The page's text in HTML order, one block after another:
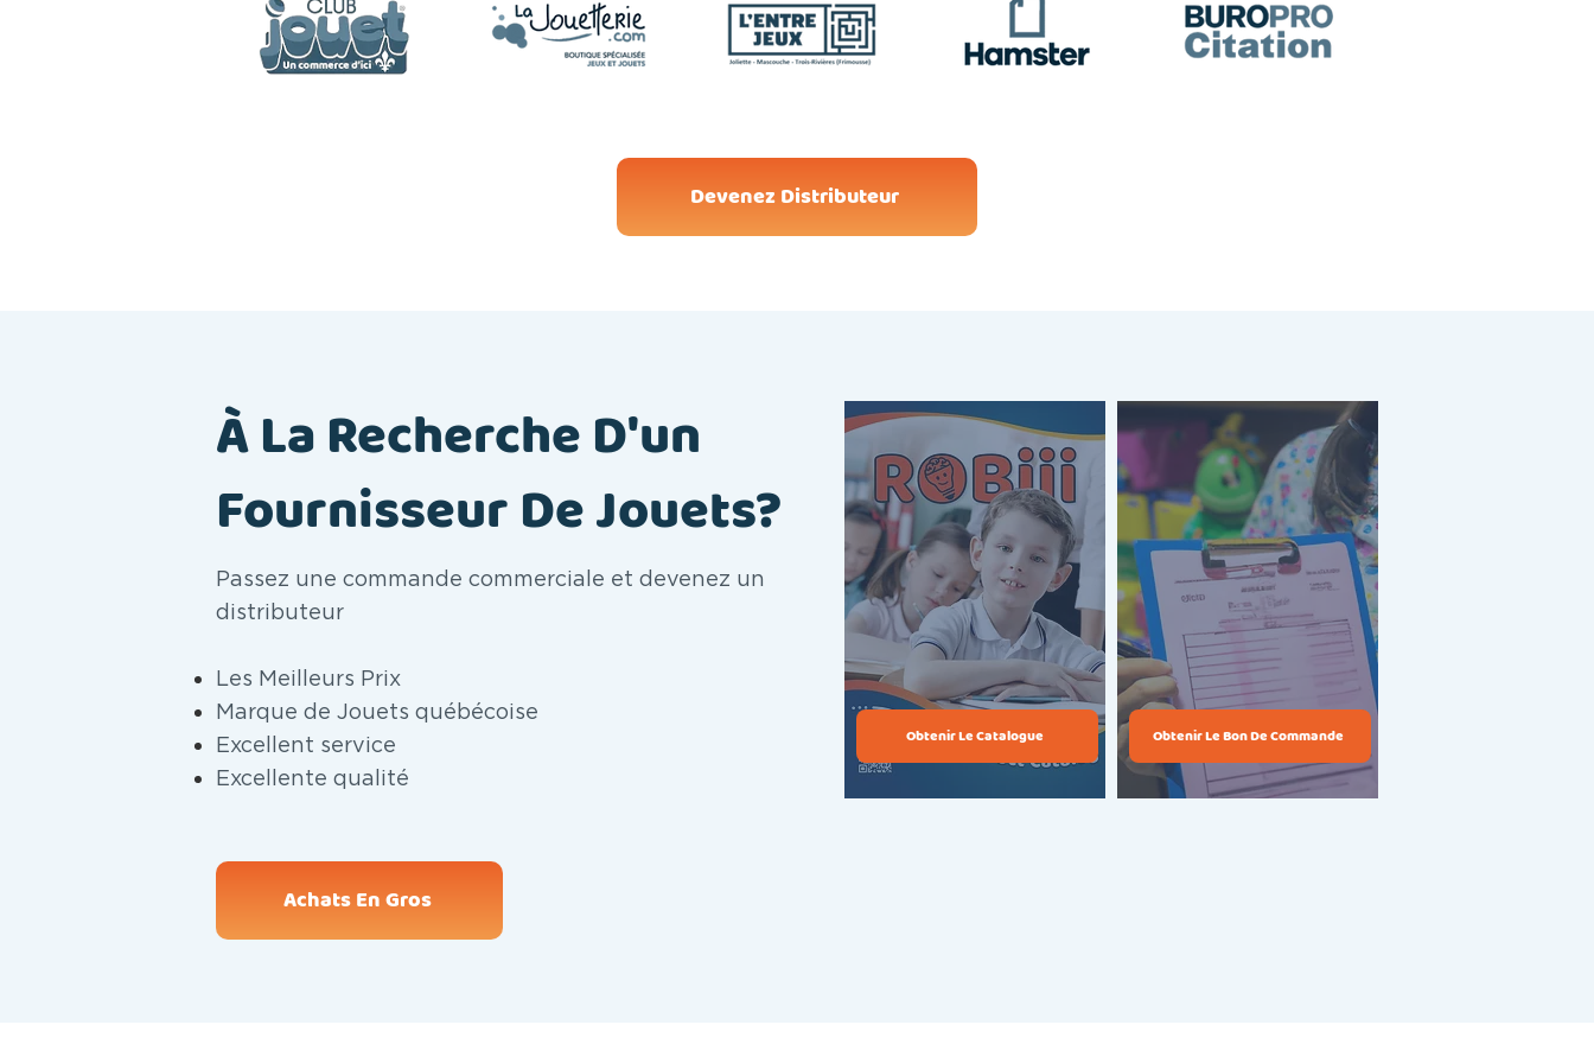
Devenez Distributeur
À La Recherche D'un
Fournisseur De Jouets?
Passez une commande commerciale et devenez un
distributeur
Les Meilleurs Prix
Marque de Jouets québécoise
Excellent service
Excellente qualité
Obtenir Le Catalogue Obtenir Le Bon De Commande
Achats En Gros